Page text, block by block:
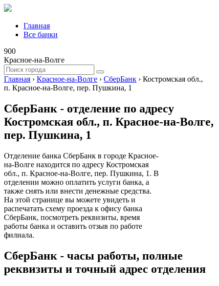
Главная
Все банки
900
Красное-на-Волге
Главная › Красное-на-Волге › СберБанк › Костромская обл.,
п. Красное-на-Волге, пер. Пушкина, 1
СберБанк - отделение по адресу
Костромская обл., п. Красное-на-Волге,
пер. Пушкина, 1
Отделение банка СберБанк в городе Красное-
на-Волге находится по адресу Костромская
обл., п. Красное-на-Волге, пер. Пушкина, 1. В
отделении можно оплатить услуги банка, а
также снять или внести денежные средства.
На этой странице вы можете увидеть и
распечатать схему проезда к офису банка
СберБанк, посмотреть реквизиты, время
работы банка и оставить отзыв по работе
филиала.
СберБанк - часы работы, полные
реквизиты и точный адрес отделения